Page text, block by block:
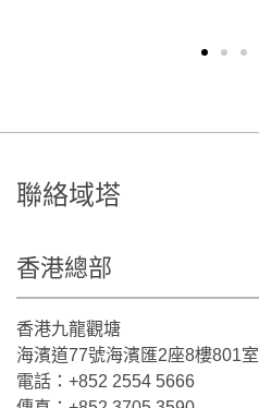
聯絡域塔
香港總部
香港九龍觀塘
海濱道77號海濱匯2座8樓801室
電話：+852 2554 5666